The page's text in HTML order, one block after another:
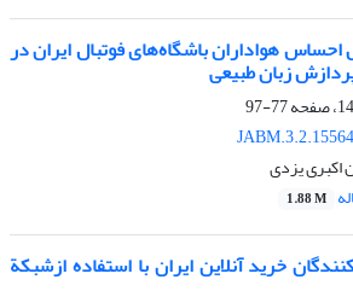
هواداران باشگاه‌های فوتبال ایران در
زبان طبیعی
77-97
اکبری یزدی
1.88 M
خرید آنلاین ایران با استفاده ازشبکة